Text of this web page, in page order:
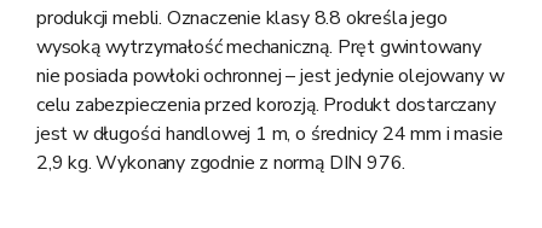
produkcji mebli. Oznaczenie klasy 8.8 określa jego
wysoką wytrzymałość mechaniczną. Pręt gwintowany
nie posiada powłoki ochronnej – jest jedynie olejowany w
celu zabezpieczenia przed korozją. Produkt dostarczany
jest w długości handlowej 1 m, o średnicy 24 mm i masie
2,9 kg. Wykonany zgodnie z normą DIN 976.